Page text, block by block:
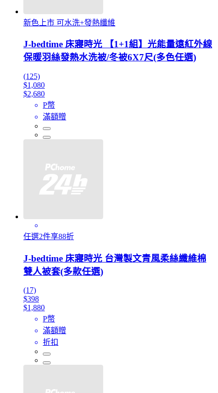
新色上市 可水洗+發熱纖維
J-bedtime 床寢時光 【1+1組】光能量遠紅外線
保暖羽絲發熱水洗被/冬被6X7尺(多色任選)
(125)
$1,080
$2,680
P幣
滿額贈
任選2件享88折
J-bedtime 床寢時光 台灣製文青風柔絲纖維棉
雙人被套(多款任選)
(17)
$398
$1,880
P幣
滿額贈
折扣